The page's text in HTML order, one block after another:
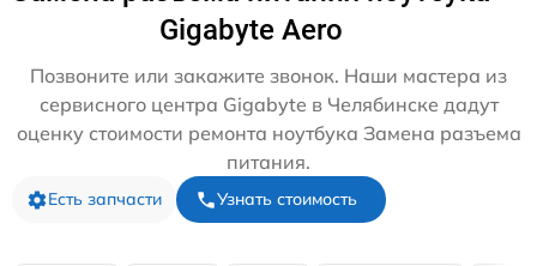
Gigabyte Aero
Позвоните или закажите звонок. Наши мастера из
сервисного центра Gigabyte в Челябинске дадут
оценку стоимости ремонта ноутбука Замена разъема
питания.
Есть запчасти Узнать стоимость